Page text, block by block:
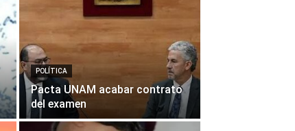
POLÍTICA
Pacta UNAM acabar contrato
del examen